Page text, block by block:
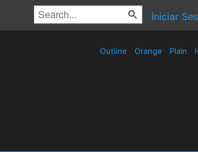
Iniciar
Outline Orange Plain